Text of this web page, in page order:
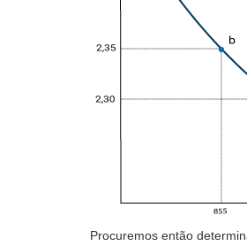
Procuremos então